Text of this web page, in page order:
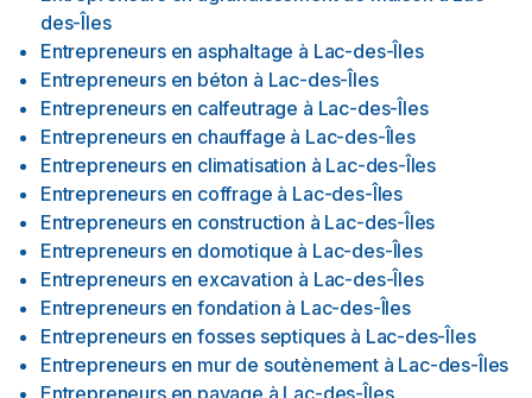
des-Îles
Entrepreneurs en asphaltage à Lac-des-Îles
Entrepreneurs en béton à Lac-des-Îles
Entrepreneurs en calfeutrage à Lac-des-Îles
Entrepreneurs en chauffage à Lac-des-Îles
Entrepreneurs en climatisation à Lac-des-Îles
Entrepreneurs en coffrage à Lac-des-Îles
Entrepreneurs en construction à Lac-des-Îles
Entrepreneurs en domotique à Lac-des-Îles
Entrepreneurs en excavation à Lac-des-Îles
Entrepreneurs en fondation à Lac-des-Îles
Entrepreneurs en fosses septiques à Lac-des-Îles
Entrepreneurs en mur de soutènement à Lac-des-Îles
Entrepreneurs en pavage à Lac-des-Îles